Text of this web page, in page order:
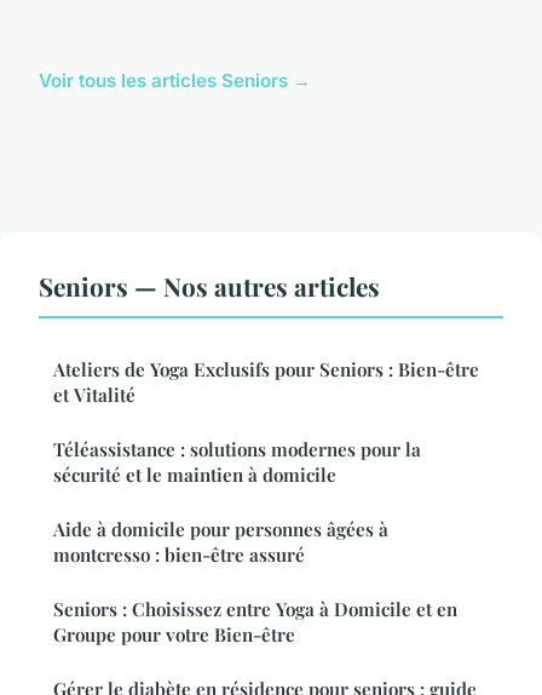
Voir tous les articles Seniors →
Seniors — Nos autres articles
Ateliers de Yoga Exclusifs pour Seniors : Bien-être
et Vitalité
Téléassistance : solutions modernes pour la
sécurité et le maintien à domicile
Aide à domicile pour personnes âgées à
montcresso : bien-être assuré
Seniors : Choisissez entre Yoga à Domicile et en
Groupe pour votre Bien-être
Gérer le diabète en résidence pour seniors : guide